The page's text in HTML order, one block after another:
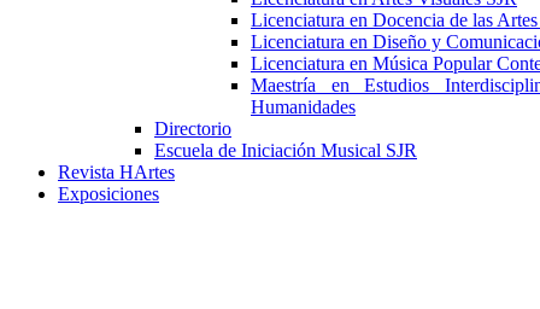
Licenciatura en Docencia de las
Licenciatura en Diseño y
Licenciatura en Música Popular
Maestría en Estudios
Humanidades
Directorio
Escuela de Iniciación Musical SJR
Revista HArtes
Exposiciones